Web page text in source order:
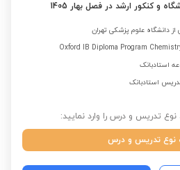
و کنکور ارشد در فصل بهار 1405
دانشگاه علوم پزشکی تهران
استادبانک
استادبانک
تدریس و درس را وارد نمایید:
نوع تدریس و درس